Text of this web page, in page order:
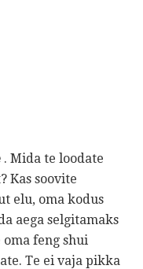
. Mida te loodate
Kas soovite
elu, oma kodus
aega selgitamaks
oma feng shui
Te ei vaja pikka